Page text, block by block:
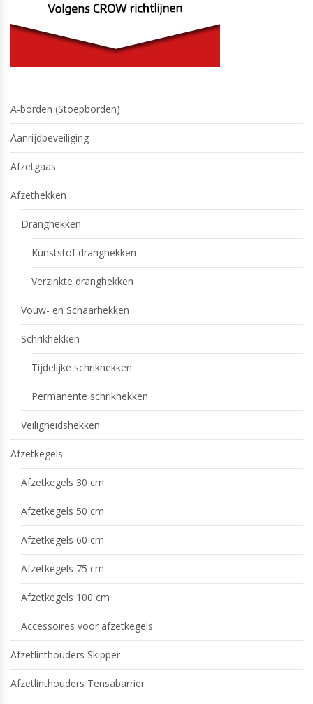
A-borden (Stoepborden)
Aanrijdbeveiliging
Afzetgaas
Afzethekken
Dranghekken
Kunststof dranghekken
Verzinkte dranghekken
Vouw- en Schaarhekken
Schrikhekken
Tijdelijke schrikhekken
Permanente schrikhekken
Veiligheidshekken
Afzetkegels
Afzetkegels 30 cm
Afzetkegels 50 cm
Afzetkegels 60 cm
Afzetkegels 75 cm
Afzetkegels 100 cm
Accessoires voor afzetkegels
Afzetlinthouders Skipper
Afzetlinthouders Tensabarrier